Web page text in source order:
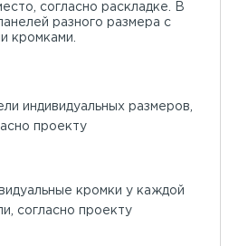
согласно раскладке. В
разного размера с
кромками.
индивидуальных размеров,
проекту
кромки у каждой
согласно проекту